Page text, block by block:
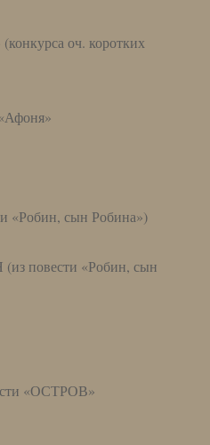
оч. коротких
сын Робина»)
повести «Робин, сын
«ОСТРОВ»